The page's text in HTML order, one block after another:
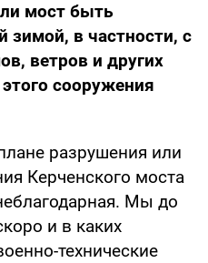
мост быть
зимой, в частности, с
ветров и других
сооружения
разрушения или
Керченского моста
Мы до
и в каких
технические